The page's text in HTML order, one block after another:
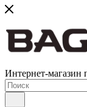
Интернет-магазин